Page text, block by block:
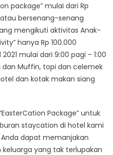
package” mulai dari Rp
bersenang-senang
mengikuti aktivitas Anak-
hanya Rp 100.000
mulai dari 9:00 pagi – 1:00
dan Muffin, topi dan celemek
dan kotak makan siang
Package” untuk
staycation di hotel kami
dapat memanjakan
yang tak terlupakan